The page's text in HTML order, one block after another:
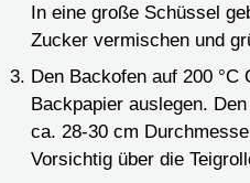
In eine große Schüssel
Zucker vermischen und
Den Backofen auf 200
Backpapier auslegen.
ca. 28-30 cm
Vorsichtig über die